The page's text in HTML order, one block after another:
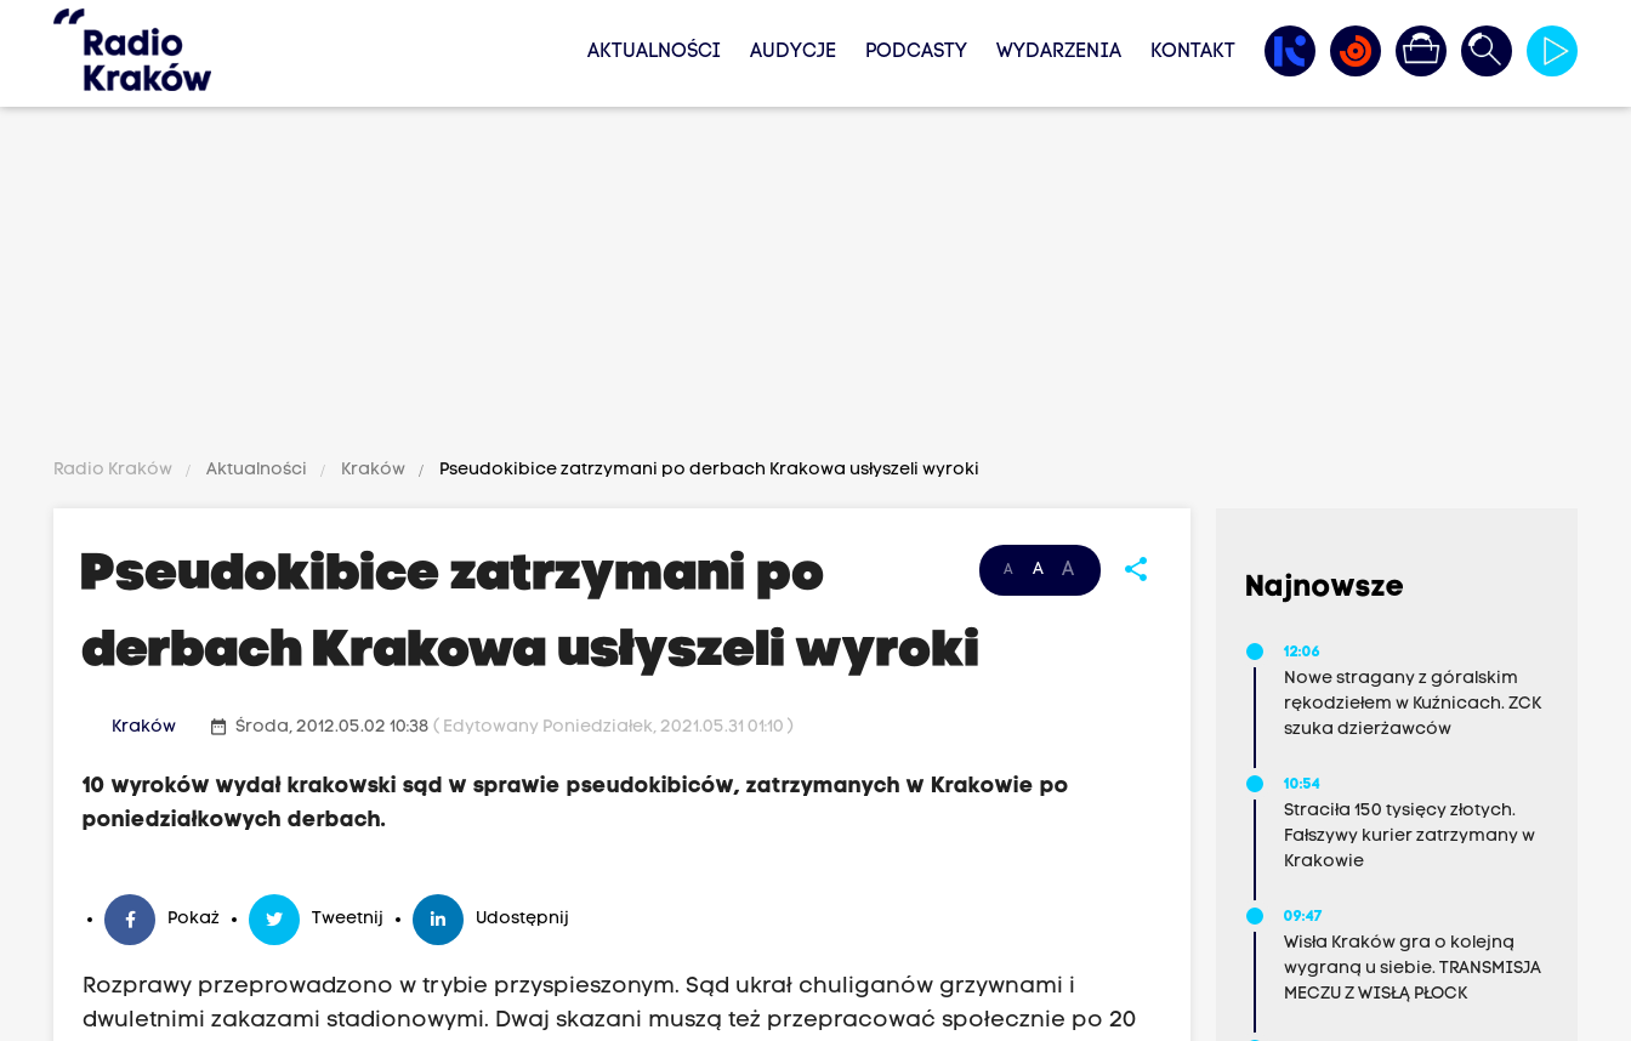
AKTUALNOŚCI AUDYCJE PODCASTY WYDARZENIA KONTAKT
Radio Kraków Aktualności Kraków Pseudokibice zatrzymani po derbach Krakowa usłyszeli wyroki
A A A share
Pseudokibice zatrzymani po
derbach Krakowa usłyszeli wyroki
Kraków date_range Środa, 2012.05.02 10:38( Edytowany Poniedziałek, 2021.05.31 01:10 )
10 wyroków wydał krakowski sąd w sprawie pseudokibiców, zatrzymanych w Krakowie po
poniedziałkowych derbach.
Pokaż Tweetnij Udostępnij
Rozprawy przeprowadzono w trybie przyspieszonym. Sąd ukrał chuliganów grzywnami i
dwuletnimi zakazami stadionowymi. Dwaj skazani muszą też przepracować społecznie po 20
Najnowsze
12:06
Nowe stragany z góralskim
rękodziełem w Kuźnicach. ZCK
szuka dzierżawców
10:54
Straciła 150 tysięcy złotych.
Fałszywy kurier zatrzymany w
Krakowie
09:47
Wisła Kraków gra o kolejną
wygraną u siebie. TRANSMISJA
MECZU Z WISŁĄ PŁOCK